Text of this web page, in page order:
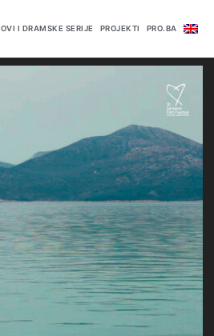
I DRAMSKE SERIJE PROJEKTI PRO.BA